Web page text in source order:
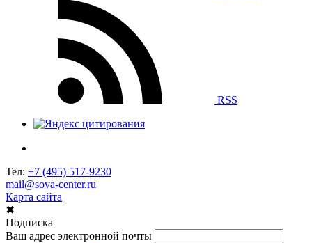
RSS
Тел: +7 (495) 517-9230
mail@sova-center.ru
Карта сайта
✖
Подписка
Ваш адрес электронной почты